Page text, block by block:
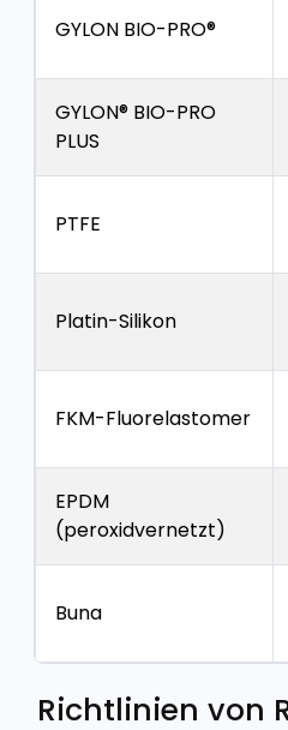
GYLON BIO-PRO®
GYLON® BIO-PRO
PLUS
PTFE
Platin-Silikon
FKM-Fluorelastomer
EPDM
(peroxidvernetzt)
Buna
Richtlinien von